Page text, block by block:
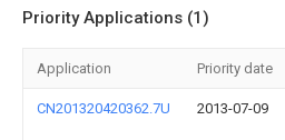
Priority Applications (1)
Application Priority date
CN201320420362.7U 2013-07-09